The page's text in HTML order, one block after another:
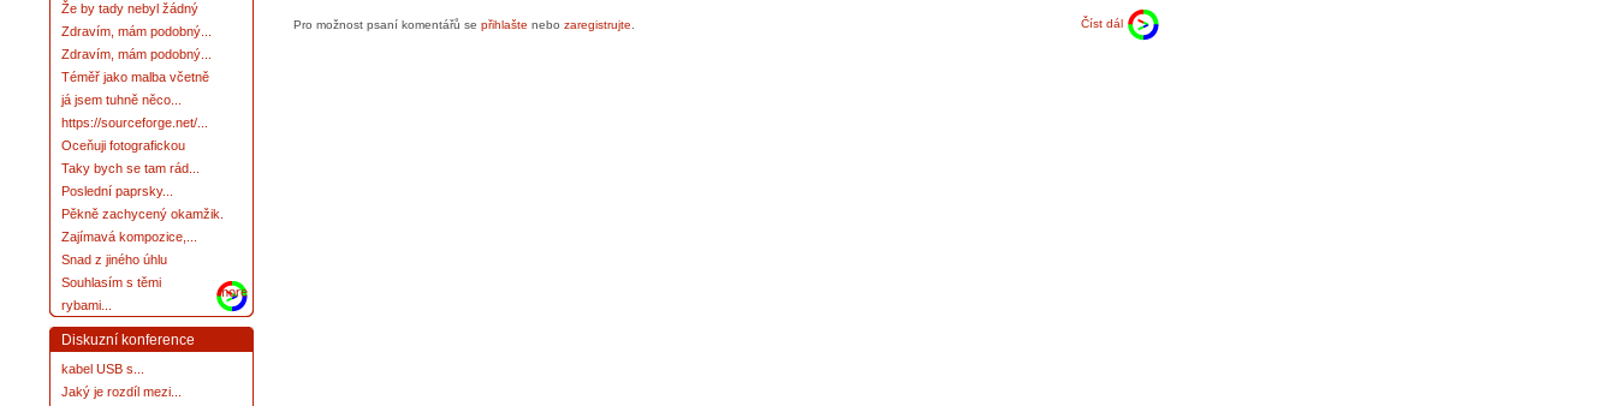
Že by tady nebyl žádný
Zdravím, mám podobný...
Zdravím, mám podobný...
Téměř jako malba včetně
já jsem tuhně něco...
https://sourceforge.net/...
Oceňuji fotografickou
Taky bych se tam rád...
Poslední paprsky...
Pěkně zachycený okamžik.
Zajímavá kompozice,...
Snad z jiného úhlu
Souhlasím s těmi
rybami...
more
Diskuzní konference
kabel USB s...
Jaký je rozdíl mezi...
Pro možnost psaní komentářů se přihlašte nebo zaregistrujte Číst dál